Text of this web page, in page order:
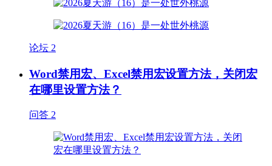
论坛 2
Word禁用宏、Excel禁用宏设置方法，关闭宏
在哪里设置方法？
问答 2